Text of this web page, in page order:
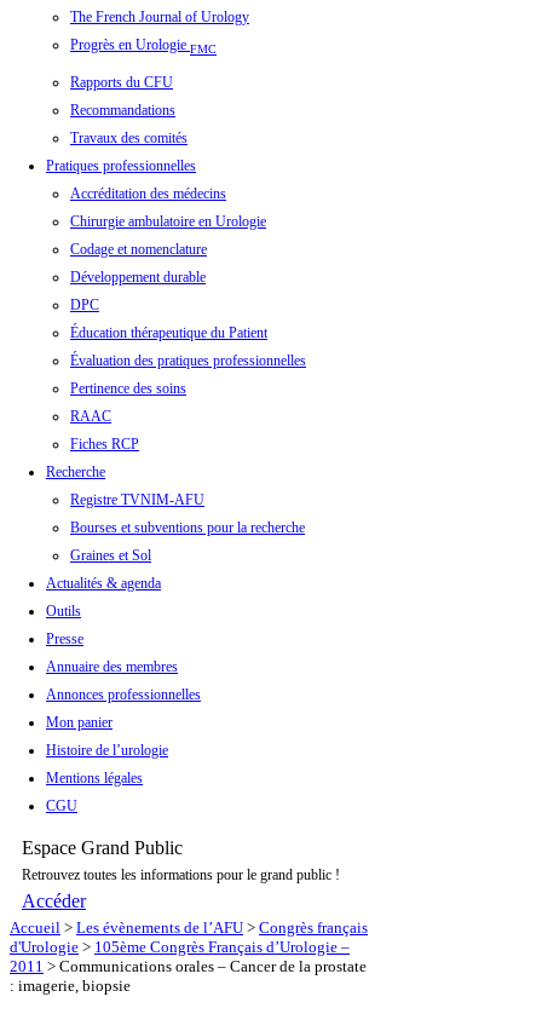
The French Journal of Urology
Progrès en Urologie FMC
Rapports du CFU
Recommandations
Travaux des comités
Pratiques professionnelles
Accréditation des médecins
Chirurgie ambulatoire en Urologie
Codage et nomenclature
Développement durable
DPC
Éducation thérapeutique du Patient
Évaluation des pratiques professionnelles
Pertinence des soins
RAAC
Fiches RCP
Recherche
Registre TVNIM-AFU
Bourses et subventions pour la recherche
Graines et Sol
Actualités & agenda
Outils
Presse
Annuaire des membres
Annonces professionnelles
Mon panier
Histoire de l’urologie
Mentions légales
CGU
Espace Grand Public
Retrouvez toutes les informations pour le grand public !
Accéder
Accueil > Les évènements de l’AFU > Congrès français
d'Urologie > 105ème Congrès Français d’Urologie –
2011 > Communications orales – Cancer de la prostate
: imagerie, biopsie